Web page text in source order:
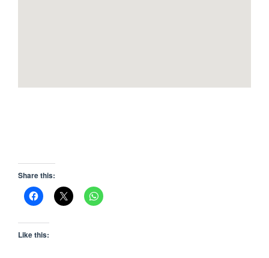
Share this:
Like this: